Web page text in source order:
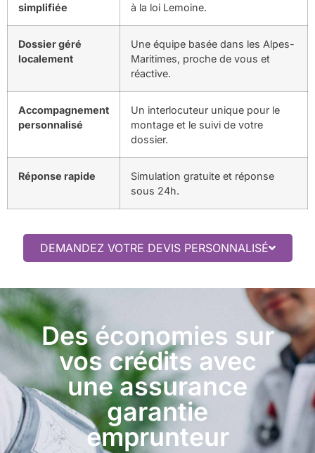
simplifiée
à la loi Lemoine.
Dossier géré
localement
Une équipe basée dans les Alpes-
Maritimes, proche de vous et
réactive.
Accompagnement
personnalisé
Un interlocuteur unique pour le
montage et le suivi de votre
dossier.
Réponse rapide
Simulation gratuite et réponse
sous 24h.
DEMANDEZ VOTRE DEVIS PERSONNALISÉ
Des économies sur
vos crédits avec
une assurance
garantie
emprunteur